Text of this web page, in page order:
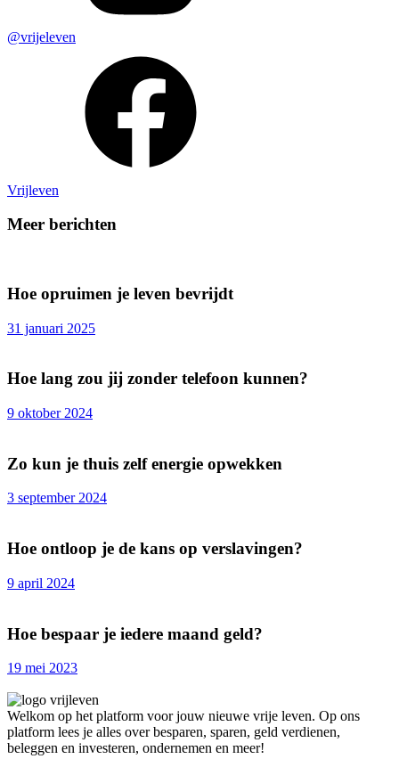
@vrijeleven
Vrijleven
Meer berichten
Hoe opruimen je leven bevrijdt
31 januari 2025
Hoe lang zou jij zonder telefoon kunnen?
9 oktober 2024
Zo kun je thuis zelf energie opwekken
3 september 2024
Hoe ontloop je de kans op verslavingen?
9 april 2024
Hoe bespaar je iedere maand geld?
19 mei 2023
Welkom op het platform voor jouw nieuwe vrije leven. Op ons
platform lees je alles over besparen, sparen, geld verdienen,
beleggen en investeren, ondernemen en meer!